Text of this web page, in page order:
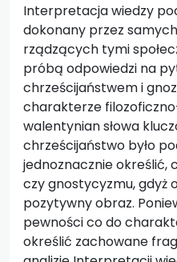
Interpretacja wiedzy
dokonany przez
rządzących tymi
próbą odpowiedzi na
chrześcijaństwem i
charakterze
walentynian słowa
chrześcijaństwo było
jednoznacznie określić,
czy gnostycyzmu, gdyż
pozytywny obraz.
pewności co do
określić zachowane